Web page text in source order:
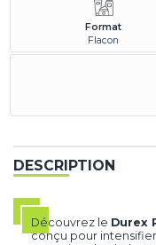
Format
Flacon
DESCRIPTION
Découvrez le Durex
conçu pour